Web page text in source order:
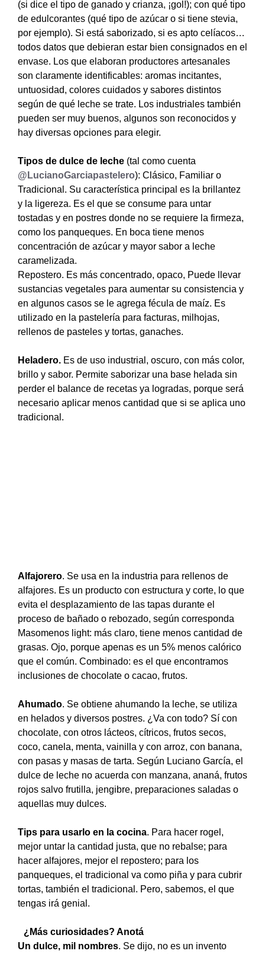
(si dice el tipo de ganado y crianza, ¡gol!); con qué tipo
de edulcorantes (qué tipo de azúcar o si tiene stevia,
por ejemplo). Si está saborizado, si es apto celíacos…
todos datos que debieran estar bien consignados en el
envase. Los que elaboran productores artesanales
son claramente identificables: aromas incitantes,
untuosidad, colores cuidados y sabores distintos
según de qué leche se trate. Los industriales también
pueden ser muy buenos, algunos son reconocidos y
hay diversas opciones para elegir.
Tipos de dulce de leche (tal como cuenta
@LucianoGarciapastelero): Clásico, Familiar o
Tradicional. Su característica principal es la brillantez
y la ligereza. Es el que se consume para untar
tostadas y en postres donde no se requiere la firmeza,
como los panqueques. En boca tiene menos
concentración de azúcar y mayor sabor a leche
caramelizada.
Repostero. Es más concentrado, opaco, Puede llevar
sustancias vegetales para aumentar su consistencia y
en algunos casos se le agrega fécula de maíz. Es
utilizado en la pastelería para facturas, milhojas,
rellenos de pasteles y tortas, ganaches.
Heladero. Es de uso industrial, oscuro, con más color,
brillo y sabor. Permite saborizar una base helada sin
perder el balance de recetas ya logradas, porque será
necesario aplicar menos cantidad que si se aplica uno
tradicional.
Alfajorero. Se usa en la industria para rellenos de
alfajores. Es un producto con estructura y corte, lo que
evita el desplazamiento de las tapas durante el
proceso de bañado o rebozado, según corresponda
Masomenos light: más claro, tiene menos cantidad de
grasas. Ojo, porque apenas es un 5% menos calórico
que el común. Combinado: es el que encontramos
inclusiones de chocolate o cacao, frutos.
Ahumado. Se obtiene ahumando la leche, se utiliza
en helados y diversos postres. ¿Va con todo? Sí con
chocolate, con otros lácteos, cítricos, frutos secos,
coco, canela, menta, vainilla y con arroz, con banana,
con pasas y masas de tarta. Según Luciano García, el
dulce de leche no acuerda con manzana, ananá, frutos
rojos salvo frutilla, jengibre, preparaciones saladas o
aquellas muy dulces.
Tips para usarlo en la cocina. Para hacer rogel,
mejor untar la cantidad justa, que no rebalse; para
hacer alfajores, mejor el repostero; para los
panqueques, el tradicional va como piña y para cubrir
tortas, también el tradicional. Pero, sabemos, el que
tengas irá genial.
¿Más curiosidades? Anotá
Un dulce, mil nombres. Se dijo, no es un invento